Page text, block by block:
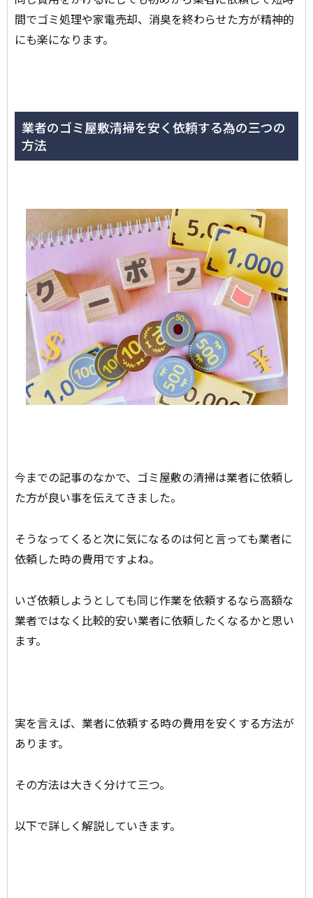
間でゴミ処理や家電売却、消臭を終わらせた方が精神的
にも楽になります。
業者のゴミ屋敷清掃を安く依頼する為の三つの
方法
今までの記事のなかで、ゴミ屋敷の清掃は業者に依頼し
た方が良い事を伝えてきました。
そうなってくると次に気になるのは何と言っても業者に
依頼した時の費用ですよね。
いざ依頼しようとしても同じ作業を依頼するなら高額な
業者ではなく比較的安い業者に依頼したくなるかと思い
ます。
実を言えば、業者に依頼する時の費用を安くする方法が
あります。
その方法は大きく分けて三つ。
以下で詳しく解説していきます。